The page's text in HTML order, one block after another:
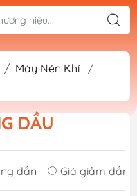
/ Máy Nén Khí
/
DẦU
dần Giá giảm dần